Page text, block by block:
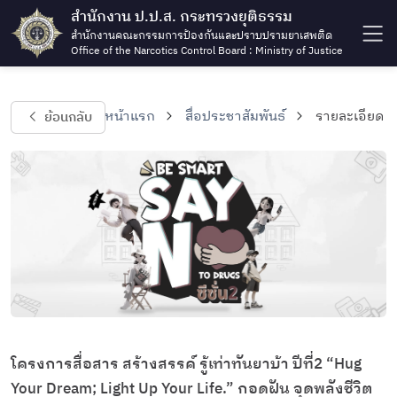
สำนักงาน ป.ป.ส. กระทรวงยุติธรรม
สำนักงานคณะกรรมการป้องกันและปราบปรามยาเสพติด
Office of the Narcotics Control Board : Ministry of Justice
ย้อนกลับ หน้าแรก สื่อประชาสัมพันธ์ รายละเอียด
โครงการสื่อสาร สร้างสรรค์ รู้เท่าทันยาบ้า ปีที่2 “Hug
Your Dream; Light Up Your Life.” กอดฝัน จุดพลังชีวิต